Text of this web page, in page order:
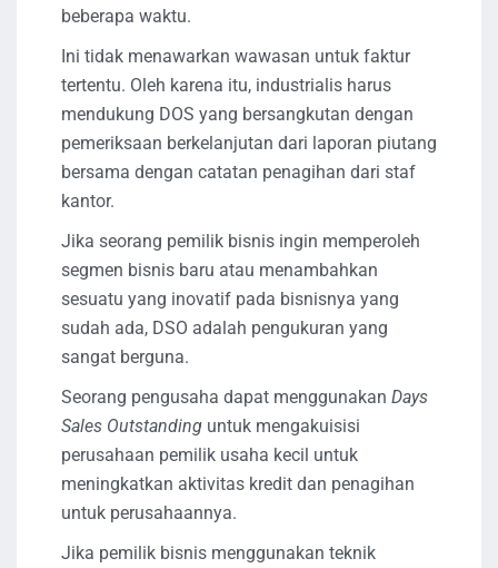
beberapa waktu.
Ini tidak menawarkan wawasan untuk faktur
tertentu. Oleh karena itu, industrialis harus
mendukung DOS yang bersangkutan dengan
pemeriksaan berkelanjutan dari laporan piutang
bersama dengan catatan penagihan dari staf
kantor.
Jika seorang pemilik bisnis ingin memperoleh
segmen bisnis baru atau menambahkan
sesuatu yang inovatif pada bisnisnya yang
sudah ada, DSO adalah pengukuran yang
sangat berguna.
Seorang pengusaha dapat menggunakan Days
Sales Outstanding untuk mengakuisisi
perusahaan pemilik usaha kecil untuk
meningkatkan aktivitas kredit dan penagihan
untuk perusahaannya.
Jika pemilik bisnis menggunakan teknik